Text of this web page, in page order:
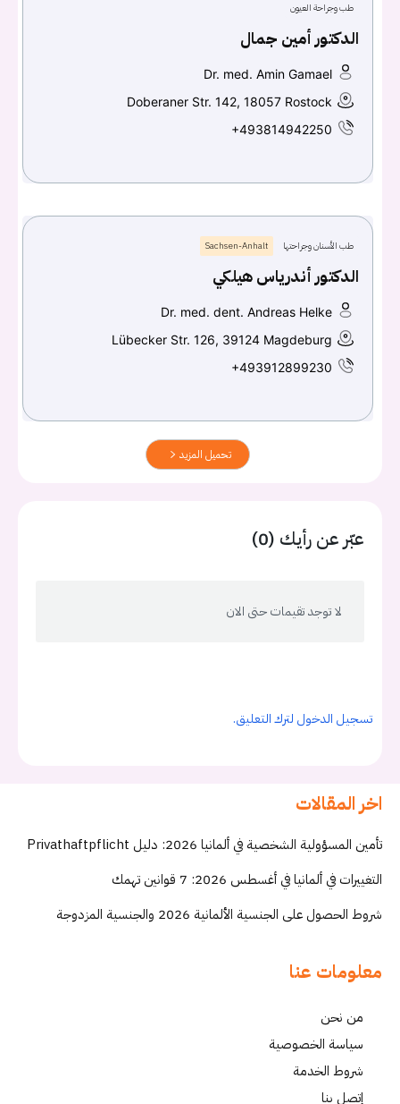
طب وجراحة العيون
الدكتور أمين جمال
Dr. med. Amin Gamael
Doberaner Str. 142, 18057 Rostock
+493814942250
طب الأسنان وجراحتها Sachsen-Anhalt
الدكتور أندرياس هيلكي
Dr. med. dent. Andreas Helke
Lübecker Str. 126, 39124 Magdeburg
+493912899230
تحميل المزيد
عبّر عن رأيك (0)
لا توجد تقيمات حتى الان
تسجيل الدخول لترك التعليق.
اخر المقالات
تأمين المسؤولية الشخصية في ألمانيا 2026: دليل Privathaftpflicht
التغييرات في ألمانيا في أغسطس 2026: 7 قوانين تهمك
شروط الحصول على الجنسية الألمانية 2026 والجنسية المزدوجة
معلومات عنا
من نحن
سياسة الخصوصية
شروط الخدمة
إتصل بنا